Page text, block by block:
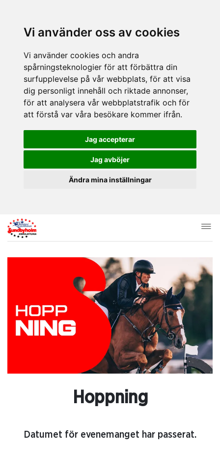
Vi använder oss av cookies
Vi använder cookies och andra
spårningsteknologier för att förbättra din
surfupplevelse på vår webbplats, för att visa
dig personligt innehåll och riktade annonser,
för att analysera vår webbplatstrafik och för
att förstå var våra besökare kommer ifrån.
Jag accepterar
Jag avböjer
Ändra mina inställningar
Hoppning
Datumet för evenemanget har passerat.